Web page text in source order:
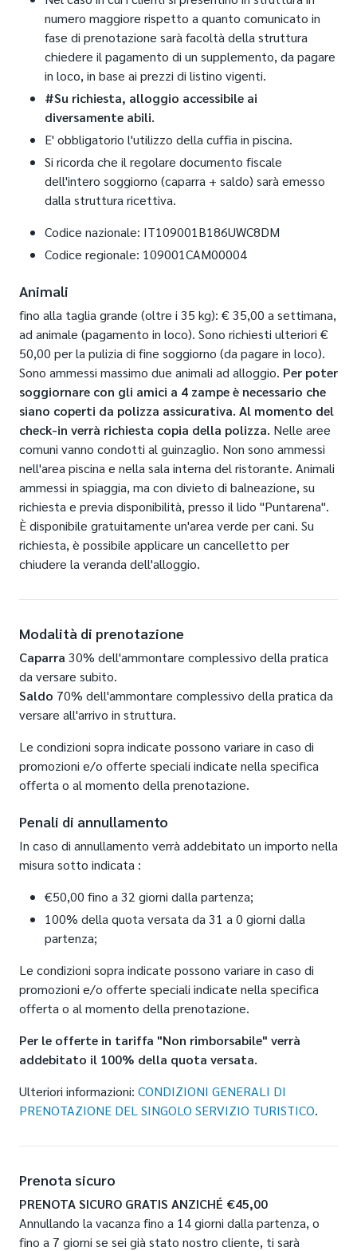
numero maggiore rispetto a quanto comunicato in
fase di prenotazione sarà facoltà della struttura
chiedere il pagamento di un supplemento, da pagare
in loco, in base ai prezzi di listino vigenti.
#Su richiesta, alloggio accessibile ai
diversamente abili.
E' obbligatorio l'utilizzo della cuffia in piscina.
Si ricorda che il regolare documento fiscale
dell'intero soggiorno (caparra + saldo) sarà emesso
dalla struttura ricettiva.
Codice nazionale: IT109001B186UWC8DM
Codice regionale: 109001CAM00004
Animali
fino alla taglia grande (oltre i 35 kg): € 35,00 a settimana,
ad animale (pagamento in loco). Sono richiesti ulteriori €
50,00 per la pulizia di fine soggiorno (da pagare in loco).
Sono ammessi massimo due animali ad alloggio. Per poter
soggiornare con gli amici a 4 zampe è necessario che
siano coperti da polizza assicurativa. Al momento del
check-in verrà richiesta copia della polizza. Nelle aree
comuni vanno condotti al guinzaglio. Non sono ammessi
nell'area piscina e nella sala interna del ristorante. Animali
ammessi in spiaggia, ma con divieto di balneazione, su
richiesta e previa disponibilità, presso il lido "Puntarena".
È disponibile gratuitamente un'area verde per cani. Su
richiesta, è possibile applicare un cancelletto per
chiudere la veranda dell'alloggio.
Modalità di prenotazione
Caparra 30% dell'ammontare complessivo della pratica
da versare subito.
Saldo 70% dell'ammontare complessivo della pratica da
versare all'arrivo in struttura.
Le condizioni sopra indicate possono variare in caso di
promozioni e/o offerte speciali indicate nella specifica
offerta o al momento della prenotazione.
Penali di annullamento
In caso di annullamento verrà addebitato un importo nella
misura sotto indicata :
€50,00 fino a 32 giorni dalla partenza;
100% della quota versata da 31 a 0 giorni dalla
partenza;
Le condizioni sopra indicate possono variare in caso di
promozioni e/o offerte speciali indicate nella specifica
offerta o al momento della prenotazione.
Per le offerte in tariffa "Non rimborsabile" verrà
addebitato il 100% della quota versata.
Ulteriori informazioni: CONDIZIONI GENERALI DI
PRENOTAZIONE DEL SINGOLO SERVIZIO TURISTICO.
Prenota sicuro
PRENOTA SICURO GRATIS ANZICHÉ €45,00
Annullando la vacanza fino a 14 giorni dalla partenza, o
fino a 7 giorni se sei già stato nostro cliente, ti sarà